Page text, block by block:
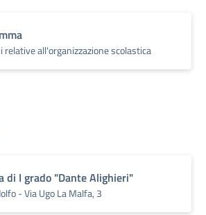
relative all'organizzazione scolastica
di I grado "Dante Alighieri"
-​ Via Ugo La Malfa, 3